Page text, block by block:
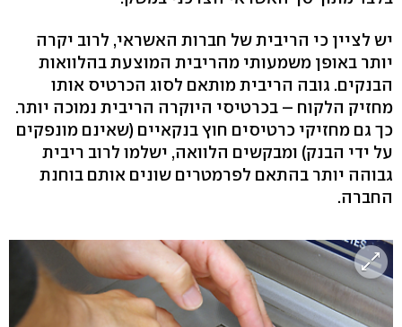
יש לציין כי הריבית של חברות האשראי, לרוב יקרה
יותר באופן משמעותי מהריבית המוצעת בהלוואות
הבנקים. גובה הריבית מותאם לסוג הכרטיס אותו
מחזיק הלקוח – בכרטיסי היוקרה הריבית נמוכה יותר.
כך גם מחזיקי כרטיסים חוץ בנקאיים (שאינם מונפקים
על ידי הבנק) ומבקשים הלוואה, ישלמו לרוב ריבית
גבוהה יותר בהתאם לפרמטרים שונים אותם בוחנת
החברה.